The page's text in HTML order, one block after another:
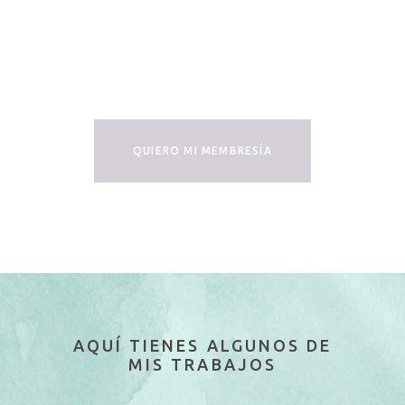
QUIERO MI MEMBRESÍA
AQUÍ TIENES ALGUNOS DE
MIS TRABAJOS